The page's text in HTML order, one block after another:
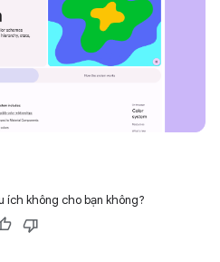
ích không cho bạn không?